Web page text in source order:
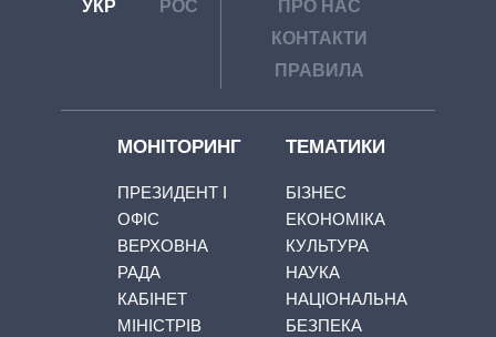
УКР РОС
ПРО НАС
КОНТАКТИ
ПРАВИЛА
МОНІТОРИНГ
ПРЕЗИДЕНТ І
ОФІС
ВЕРХОВНА
РАДА
КАБІНЕТ
МІНІСТРІВ
ТЕМАТИКИ
БІЗНЕС
ЕКОНОМІКА
КУЛЬТУРА
НАУКА
НАЦІОНАЛЬНА
БЕЗПЕКА